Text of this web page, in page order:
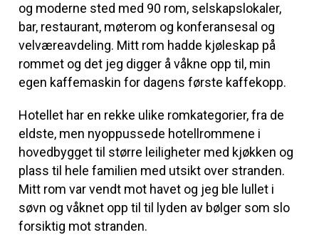
og moderne sted med 90 rom, selskapslokaler,
bar, restaurant, møterom og konferansesal og
velværeavdeling. Mitt rom hadde kjøleskap på
rommet og det jeg digger å våkne opp til, min
egen kaffemaskin for dagens første kaffekopp.
Hotellet har en rekke ulike romkategorier, fra de
eldste, men nyoppussede hotellrommene i
hovedbygget til større leiligheter med kjøkken og
plass til hele familien med utsikt over stranden.
Mitt rom var vendt mot havet og jeg ble lullet i
søvn og våknet opp til til lyden av bølger som slo
forsiktig mot stranden.